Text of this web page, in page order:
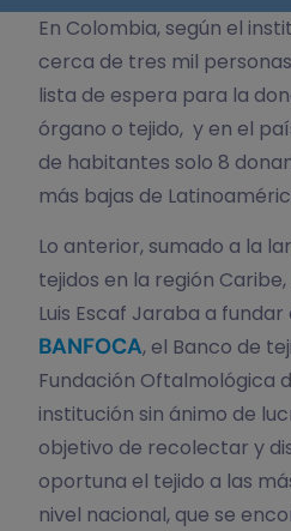
En Colombia, según el
cerca de tres mil
lista de espera para la
órgano o tejido, y en el
de habitantes solo 8
más bajas de
Lo anterior, sumado a la
tejidos en la región
Luis Escaf Jaraba a fundar
BANFOCA, el Banco de
Fundación Oftalmológica
institución sin ánimo de
objetivo de recolectar y
oportuna el tejido a las
nivel nacional, que se